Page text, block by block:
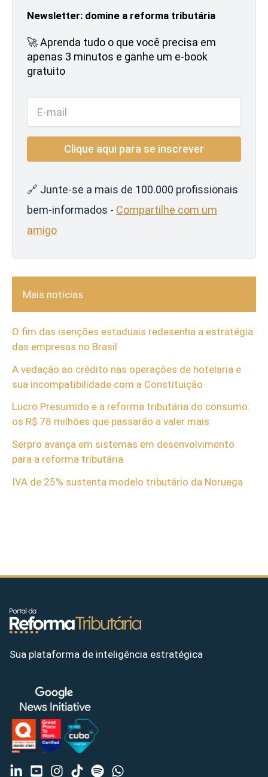
Newsletter: domine a reforma tributária
🚀 Aprenda tudo o que você precisa em
apenas 3 minutos e ganhe um e-book
gratuito
🔗 Junte-se a mais de 100.000 profissionais
bem-informados - Compartilhe com um
amigo
Mais notícias
O fim das isenções estaduais redesenha a estratégia
das empresas no Brasil
A vedação ao crédito nas operações de hotelaria e
sua incompatibilidade com a Constituição
Lucro Presumido e a reforma tributária do consumo:
os R$ 78 milhões que passarão a valer mais
Serpro avança em sistemas em desenvolvimento
para a reforma tributária
IVA de 25% sustenta modelo tributário da Noruega
Sua plataforma de inteligência estratégica